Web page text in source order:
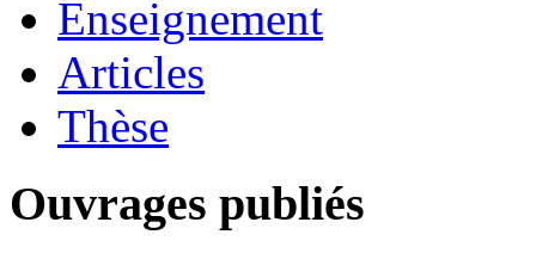
Enseignement
Articles
Thèse
Ouvrages publiés